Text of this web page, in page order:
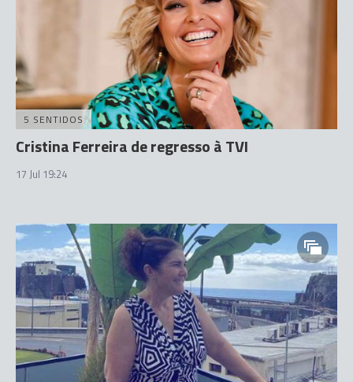
5 SENTIDOS
Cristina Ferreira de regresso à TVI
17 Jul 19:24